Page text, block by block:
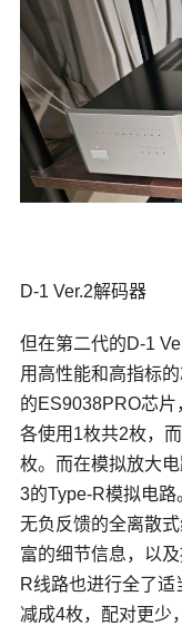
D-1 Ver.2解码器
但在第二代的D-1
用高性能和高指标
的ES9038PRO芯片
各使用1枚共2枚，
枚。而在模拟放大
3的Type-R模拟电
无负反馈的全离散
富的细节信息，以
R线路也进行全了
减成4枚，配对更少